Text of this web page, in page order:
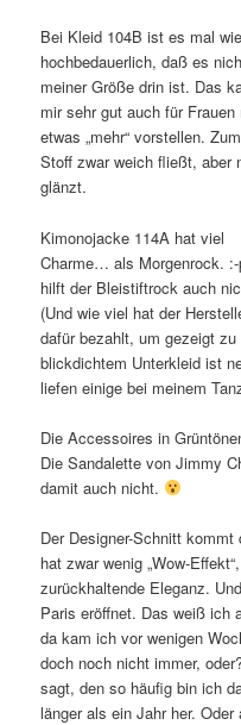
Bei Kleid 104B ist es mal
hochbedauerlich, daß es
meiner Größe drin ist. Das
mir sehr gut auch für Frauen
etwas „mehr“ vorstellen.
Stoff zwar weich fließt, aber
glänzt.
Kimonojacke 114A hat viel
Charme… als Morgenrock.
hilft der Bleistiftrock auch
(Und wie viel hat der
dafür bezahlt, um gezeigt
blickdichtem Unterkleid ist
liefen einige bei meinem
Die Accessoires in
Die Sandalette von Jimmy
damit auch nicht.
Der Designer-Schnitt
hat zwar wenig „Wow-
zurückhaltende Eleganz.
Paris eröffnet. Das weiß ich
da kam ich vor wenigen
doch noch nicht immer,
sagt, den so häufig bin ich
länger als ein Jahr her. Oder